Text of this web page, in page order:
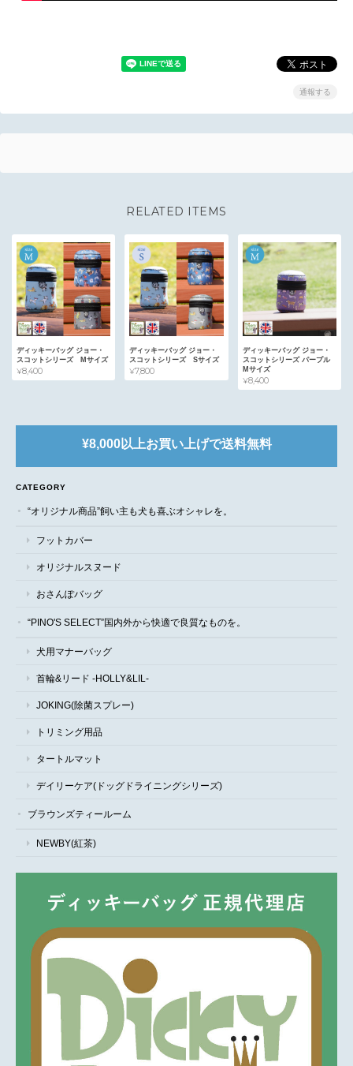
通報する
RELATED ITEMS
ディッキーバッグ ジョー・
スコットシリーズ Mサイズ
¥8,400
ディッキーバッグ ジョー・
スコットシリーズ Sサイズ
¥7,800
ディッキーバッグ ジョー・
スコットシリーズ パープル
Mサイズ
¥8,400
¥8,000以上お買い上げで送料無料
CATEGORY
“オリジナル商品”飼い主も犬も喜ぶオシャレを。
フットカバー
オリジナルスヌード
おさんぽバッグ
“PINO'S SELECT”国内外から快適で良質なものを。
犬用マナーバッグ
首輪&リード -HOLLY&LIL-
JOKING(除菌スプレー)
トリミング用品
タートルマット
デイリーケア(ドッグドライニングシリーズ)
ブラウンズティールーム
NEWBY(紅茶)